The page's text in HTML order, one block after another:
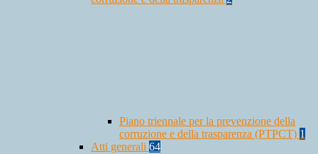
Piano triennale per la prevenzione della
corruzione e della trasparenza (PTPCT) 1
Atti generali 64